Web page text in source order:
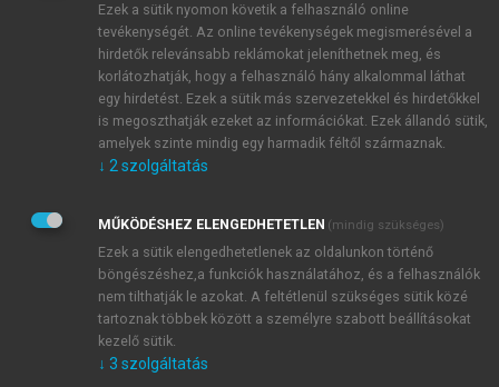
JELSZÓ ÚJRA
Kérek értesítést a MeRSZ újdonságairól, akcióiról.
Kérek értesítést az Akadémiai Kiadó Zrt. újdonságairól,
Adatkezelési tájékoztatóbanfoglaltakat tudomásul
veszem és elfogadom.
Általános vásárlási feltételeket, valamint a szotar.netés a
mersz.huoldalak licencszerződéseiben foglaltakat
tudomásul veszem és elfogadom.
KIPRÓBÁLOM
Ezek a sütik nyomon követik a felhasználó online
tevékenységét. Az online tevékenységek megismerésével a
hirdetők relevánsabb reklámokat jeleníthetnek meg, és
korlátozhatják, hogy a felhasználó hány alkalommal láthat
egy hirdetést. Ezek a sütik más szervezetekkel és hirdetőkkel
is megoszthatják ezeket az információkat. Ezek állandó sütik,
amelyek szinte mindig egy harmadik féltől származnak.
↓ 2 szolgáltatás
MŰKÖDÉSHEZ ELENGEDHETETLEN (mindig szükséges)
Ezek a sütik elengedhetetlenek az oldalunkon történő
böngészéshez,a funkciók használatához, és a felhasználók
nem tilthatják le azokat. A feltétlenül szükséges sütik közé
tartoznak többek között a személyre szabott beállításokat
kezelő sütik.
↓ 3 szolgáltatás